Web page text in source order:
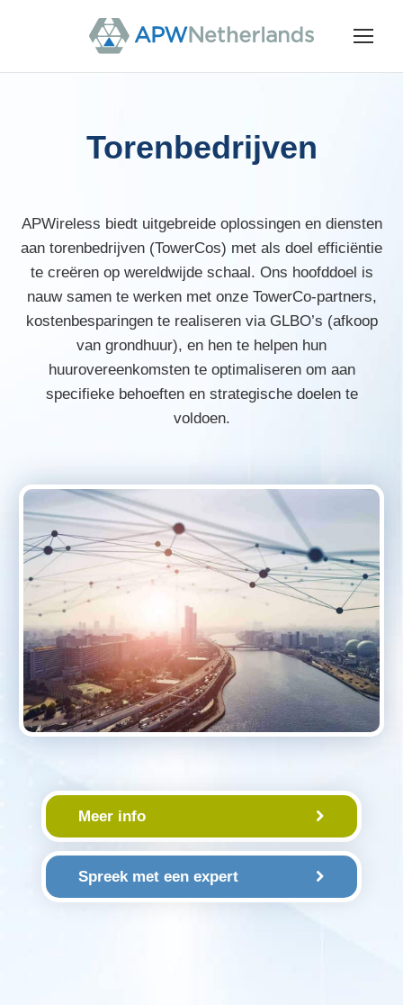
Torenbedrijven
APWireless biedt uitgebreide oplossingen en diensten
aan torenbedrijven (TowerCos) met als doel efficiëntie
te creëren op wereldwijde schaal. Ons hoofddoel is
nauw samen te werken met onze TowerCo-partners,
kostenbesparingen te realiseren via GLBO’s (afkoop
van grondhuur), en hen te helpen hun
huurovereenkomsten te optimaliseren om aan
specifieke behoeften en strategische doelen te
voldoen.
Meer info
Spreek met een expert